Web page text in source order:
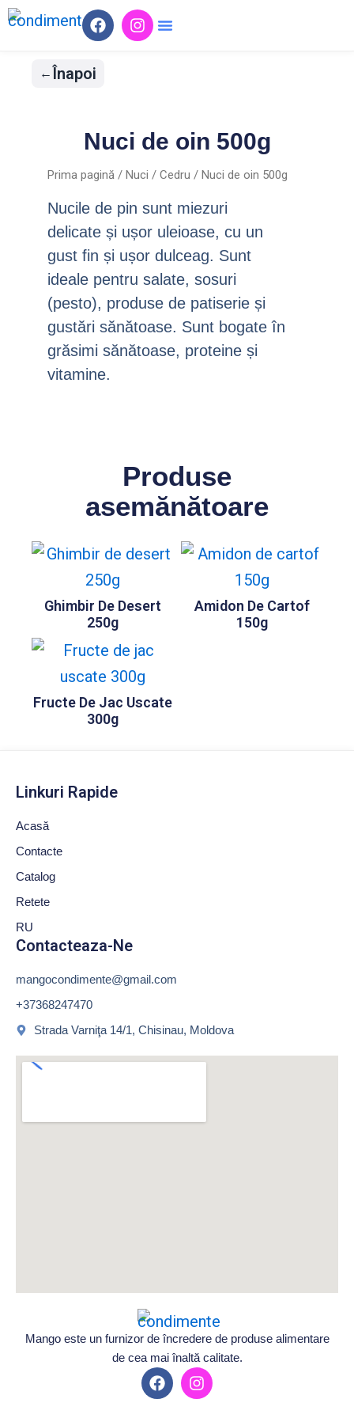
Skip
content
F
a
I
n
m
Înapoi
Nuci de oin 500g
Prima pagină /Nuci /Cedru / Nuci de oin 500g
Nucile de pin sunt miezuri
delicate și ușor uleioase, cu un
gust fin și ușor dulceag. Sunt
ideale pentru salate, sosuri
(pesto), produse de patiserie și
gustări sănătoase. Sunt bogate în
grăsimi sănătoase, proteine și
vitamine.
Produse
asemănătoare
Ghimbir De Desert
250g
Amidon De Cartof
150g
Fructe De Jac Uscate
300g
Linkuri Rapide
Acasă
Contacte
Catalog
Retete
RU
Contacteaza-Ne
mangocondimente@gmail.com
+37368247470
Strada Varniţa 14/1, Chisinau, Moldova
Mango este un furnizor de încredere de produse alimentare
de cea mai înaltă calitate.
F
a
I
n